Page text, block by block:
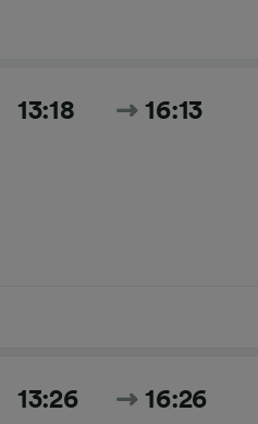
13:18 16:13
13:26 16:26